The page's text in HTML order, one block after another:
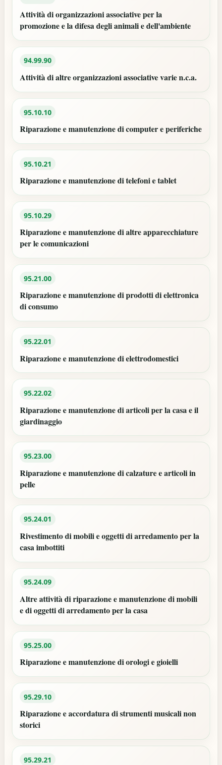
Attività di organizzazioni associative per la
promozione e la difesa degli animali e dell'ambiente
94.99.90
Attività di altre organizzazioni associative varie n.c.a.
95.10.10
Riparazione e manutenzione di computer e periferiche
95.10.21
Riparazione e manutenzione di telefoni e tablet
95.10.29
Riparazione e manutenzione di altre apparecchiature
per le comunicazioni
95.21.00
Riparazione e manutenzione di prodotti di elettronica
di consumo
95.22.01
Riparazione e manutenzione di elettrodomestici
95.22.02
Riparazione e manutenzione di articoli per la casa e il
giardinaggio
95.23.00
Riparazione e manutenzione di calzature e articoli in
pelle
95.24.01
Rivestimento di mobili e oggetti di arredamento per la
casa imbottiti
95.24.09
Altre attività di riparazione e manutenzione di mobili
e di oggetti di arredamento per la casa
95.25.00
Riparazione e manutenzione di orologi e gioielli
95.29.10
Riparazione e accordatura di strumenti musicali non
storici
95.29.21